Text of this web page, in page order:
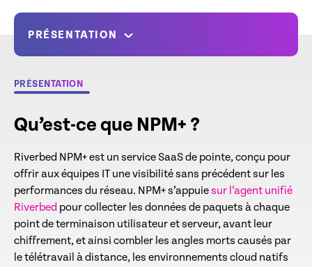
PRÉSENTATION
PRÉSENTATION
Qu’est-ce que NPM+ ?
Riverbed NPM+ est un service SaaS de pointe, conçu pour
offrir aux équipes IT une visibilité sans précédent sur les
performances du réseau. NPM+ s’appuiesur l’agent unifié
Riverbed pour collecter les données de paquets à chaque
point de terminaison utilisateur et serveur, avant leur
chiffrement, et ainsi combler les angles morts causés par
le télétravail à distance, les environnements cloud natifs